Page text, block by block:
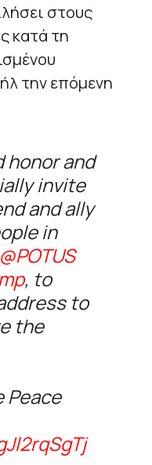
στους
κατά τη
την επόμενη
honor and
invite
and ally
in
@POTUS
, to
to
the
Peace